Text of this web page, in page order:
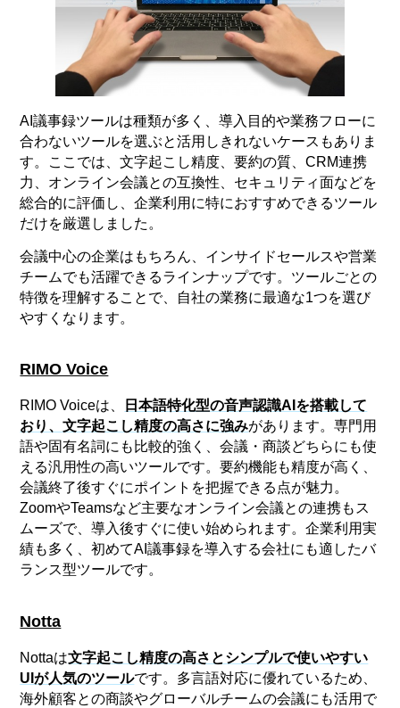
AI議事録ツールは種類が多く、導入目的や業務フローに
合わないツールを選ぶと活用しきれないケースもありま
す。ここでは、文字起こし精度、要約の質、CRM連携
力、オンライン会議との互換性、セキュリティ面などを
総合的に評価し、企業利用に特におすすめできるツール
だけを厳選しました。
会議中心の企業はもちろん、インサイドセールスや営業
チームでも活躍できるラインナップです。ツールごとの
特徴を理解することで、自社の業務に最適な1つを選び
やすくなります。
RIMO Voice
RIMO Voiceは、
日本語特化型の音声認識AIを搭載して
おり、文字起こし精度の高さに強みがあります。専門用
語や固有名詞にも比較的強く、会議・商談どちらにも使
える汎用性の高いツールです。要約機能も精度が高く、
会議終了後すぐにポイントを把握できる点が魅力。
ZoomやTeamsなど主要なオンライン会議との連携もス
ムーズで、導入後すぐに使い始められます。企業利用実
績も多く、初めてAI議事録を導入する会社にも適したバ
ランス型ツールです。
Notta
Nottaは文字起こし精度の高さとシンプルで使いやすい
UIが人気のツールです。多言語対応に優れているため、
海外顧客との商談やグローバルチームの会議にも活用で